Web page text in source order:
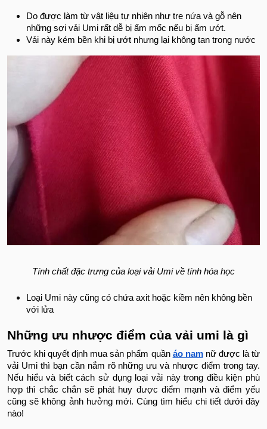
Do được làm từ vật liệu tự nhiên như tre nứa và gỗ nên
những sợi vải Umi rất dễ bị ẩm mốc nếu bị ẩm ướt.
Vải này kém bền khi bị ướt nhưng lại không tan trong nước
Tính chất đặc trưng của loại vải Umi về tính hóa học
Loại Umi này cũng có chứa axit hoặc kiềm nên không bền
với lửa
Những ưu nhược điểm của vải umi là gì
Trước khi quyết định mua sản phẩm quần áo namnữ được là từ
vải Umi thì bạn cần nắm rõ những ưu và nhược điểm trong tay.
Nếu hiểu và biết cách sử dụng loại vải này trong điều kiện phù
hợp thì chắc chắn sẽ phát huy được điểm mạnh và điểm yếu
cũng sẽ không ảnh hưởng mới. Cùng tìm hiểu chi tiết dưới đây
nào!